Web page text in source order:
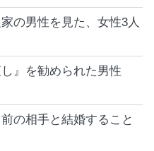
の男性を見た、女性3人
』を勧められた男性
の相手と結婚すること